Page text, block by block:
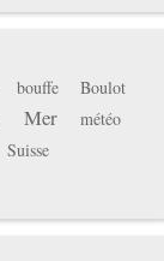
bouffe Boulot
Mer
météo
Suisse